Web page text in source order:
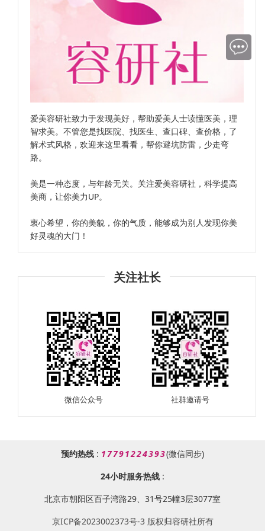
爱美容研社致力于发现美好，帮助爱美人士读懂医美，理
智求美。不管您是找医院、找医生、查口碑、查价格，了
解术式风格，欢迎来这里看看，帮你避坑防雷，少走弯
路。
美是一种态度，与年龄无关。关注爱美容研社，科学提高
美商，让你美力UP。
衷心希望，你的美貌，你的气质，能够成为别人发现你美
好灵魂的大门！
关注社长
微信公众号 社群邀请号
预约热线 : 17791224393(微信同步)
24小时服务热线 :
北京市朝阳区百子湾路29、31号25幢3层3077室
京ICP备2023002373号-3 版权归容研社所有